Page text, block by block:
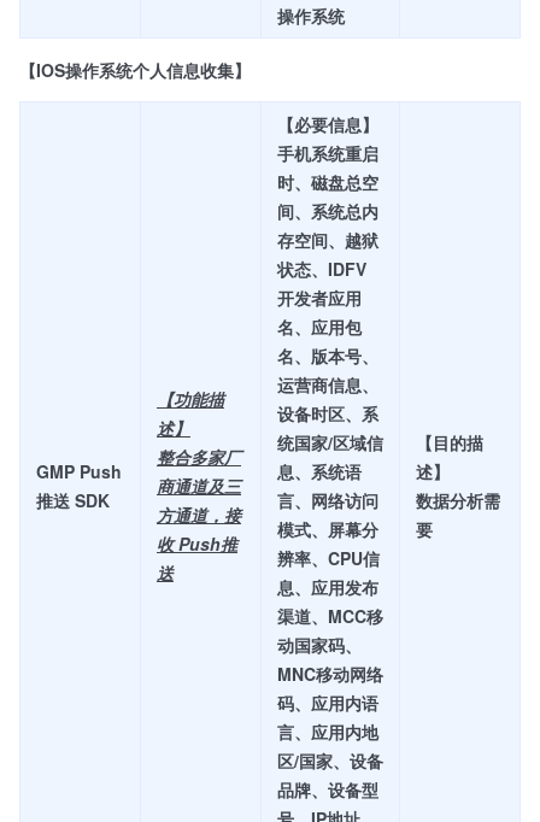
操作系统
【IOS操作系统个人信息收集】
GMP Push
推送 SDK
【功能描
述】
整合多家厂
商通道及三
方通道，接
收 Push推
送
【必要信息】
手机系统重启
时、磁盘总空
间、系统总内
存空间、越狱
状态、IDFV
开发者应用
名、应用包
名、版本号、
运营商信息、
设备时区、系
统国家/区域信
息、系统语
言、网络访问
模式、屏幕分
辨率、CPU信
息、应用发布
渠道、MCC移
动国家码、
MNC移动网络
码、应用内语
言、应用内地
区/国家、设备
品牌、设备型
【目的描
述】
数据分析需
要